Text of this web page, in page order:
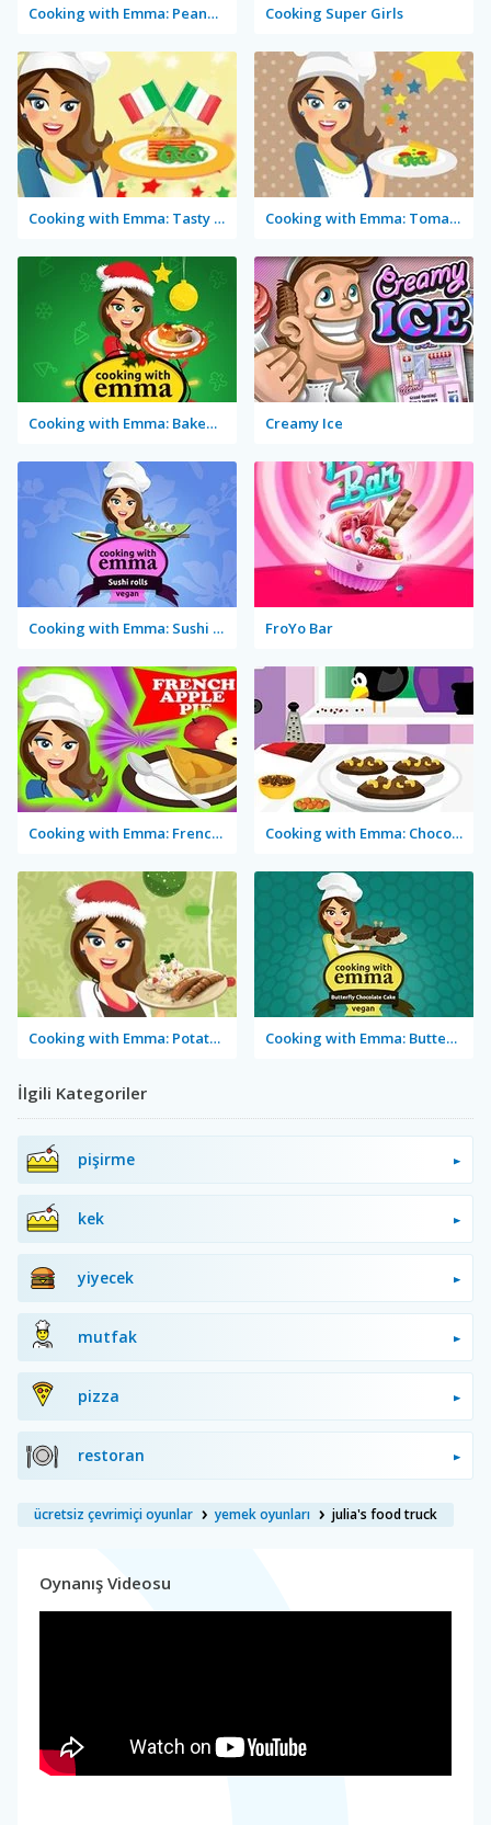
Cooking with Emma: Peanut Butter Cookies Cooking Super Girls
Cooking with Emma: Tasty Vegetable Lasagna Cooking with Emma: Tomato Quiche Vegan
Cooking with Emma: Baked Apples Vegan Creamy Ice
Cooking with Emma: Sushi Rolls Vegan FroYo Bar
Cooking with Emma: French Apple Pie Vegan Cooking with Emma: Chocolate Biscuits
Cooking with Emma: Potato Salad Vegan Cooking with Emma: Butterfly Chocolate Cake Vegan
İlgili Kategoriler
pişirme
kek
yiyecek
mutfak
pizza
restoran
ücretsiz çevrimiçi oyunlar yemek oyunları julia's food truck
Oynanış Videosu